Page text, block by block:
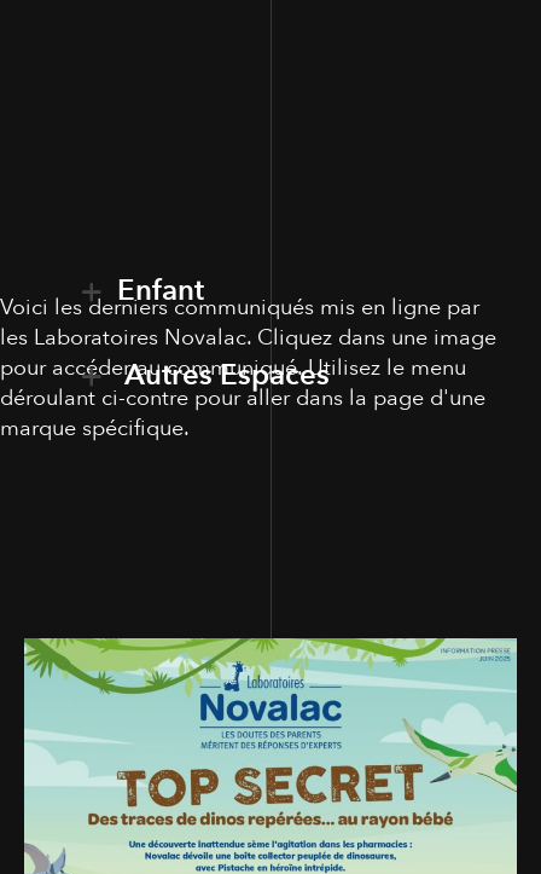
Enfant
Autres Espaces
Voici les derniers communiqués mis en ligne par
les Laboratoires Novalac. Cliquez dans une image
pour accéder au communiqué. Utilisez le menu
déroulant ci-contre pour aller dans la page d'une
marque spécifique.